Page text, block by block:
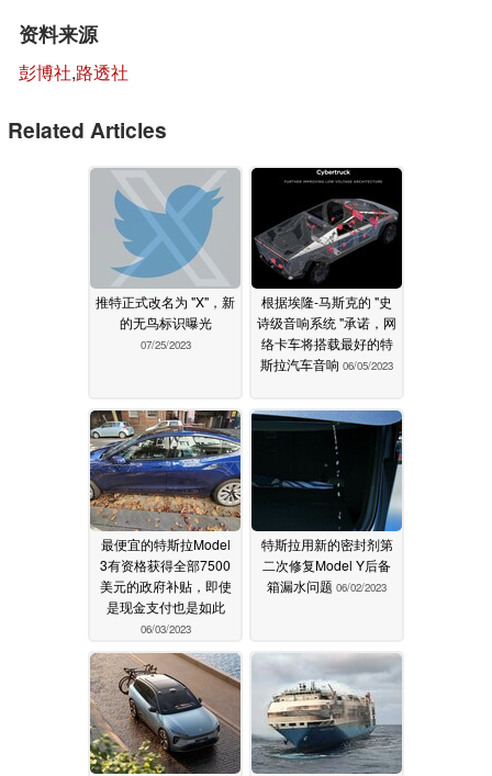
资料来源
彭博社,路透社
Related Articles
推特正式改名为 "X"，新
的无鸟标识曝光
07/25/2023
根据埃隆-马斯克的 "史
诗级音响系统 "承诺，网
络卡车将搭载最好的特
斯拉汽车音响 06/05/2023
最便宜的特斯拉Model
3有资格获得全部7500
美元的政府补贴，即使
是现金支付也是如此
06/03/2023
特斯拉用新的密封剂第
二次修复Model Y后备
箱漏水问题 06/02/2023